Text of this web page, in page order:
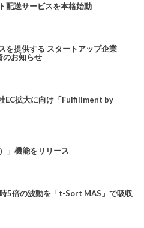
配送サービスを本格始動
を提供する スタートアップ企業
のお知らせ
EC拡大に向け「Fulfillment by
」機能をリリース
5倍の波動を「t-Sort MAS」で吸収